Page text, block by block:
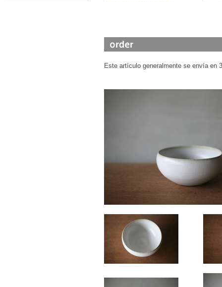
Este artículo generalmente se envía en